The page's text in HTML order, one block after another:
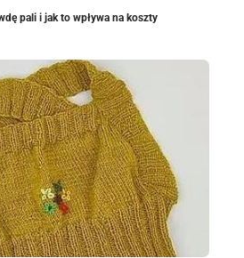
pali i jak to wpływa na koszty